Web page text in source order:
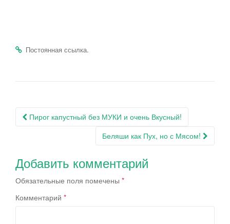
Постоянная ссылка.
Навигация
Пирог капустный без МУКИ и очень Вкусный!
Беляши как Пух, но с Мясом!
Добавить комментарий
Обязательные поля помечены *
Комментарий *